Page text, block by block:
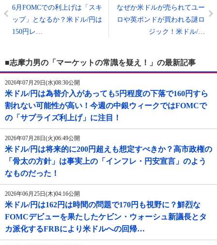
6月FOMCでの利上げは「スキ
ップ」となるか？米ドル/円は
150円レ…
なぜか米ドルが売られてユー
ロや英ポンドが買われる謎ロ
ジック！米ドル/…
■志摩力男の「マーケットの常識を疑え！」の最新記事
2026年07月29日(水)08:30公開
米ドル/円は為替介入があっても5円程度の下落で160円すら
割れない可能性が高い！今週の中銀ウィークではFOMCで
の「サプライズ利上げ」に注目！
2026年07月28日(火)06:49公開
米ドル/円は将来的に200円超えも想定すべきか？高市政権の
「骨太の方針」は事実上の「インフレ・円安宣言」のよう
なものだった！
2026年06月25日(木)04:16公開
米ドル/円は162円は時間の問題で170円も視野に？鮮烈な
FOMCデビューを果たしたケビン・ウォーシュ新議長とタ
カ派化するFRBにより米ドルへの回帰…